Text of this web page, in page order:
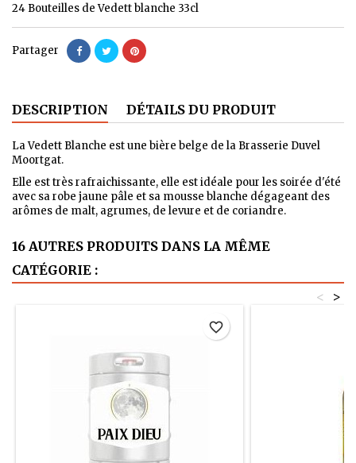
24 Bouteilles de Vedett blanche 33cl
Partager
DESCRIPTION DÉTAILS DU PRODUIT
La Vedett Blanche est une bière belge de la Brasserie Duvel
Moortgat.
Elle est très rafraichissante, elle est idéale pour les soirée d'été
avec sa robe jaune pâle et sa mousse blanche dégageant des
arômes de malt, agrumes, de levure et de coriandre.
16 AUTRES PRODUITS DANS LA MÊME
CATÉGORIE :
>
<
favorite_border